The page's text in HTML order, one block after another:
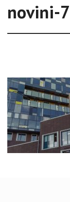
novini-7